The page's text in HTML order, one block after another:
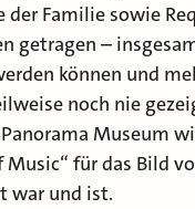
Familie sowie
getragen –
können und
noch nie
Museum
Music“ für das Bild
war und ist.